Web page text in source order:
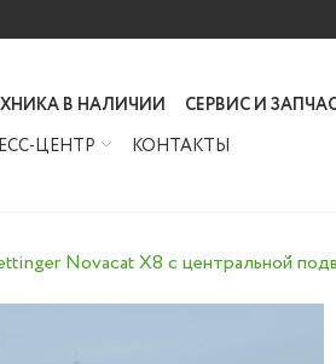
В НАЛИЧИИ СЕРВИС И
ЦЕНТР КОНТАКТЫ
Novacat X8 с центральной